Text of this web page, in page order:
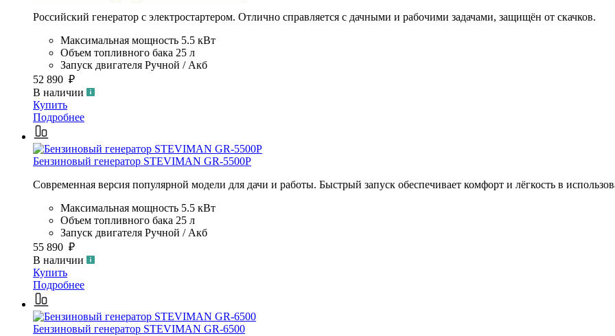
Российский генератор с электростартером. Отлично справляется с дачными и рабочими задачами, защищён от скачков.
Максимальная мощность 5.5 кВт
Объем топливного бака 25 л
Запуск двигателя Ручной / Акб
52 890 ₽
В наличии
Купить
Подробнее
Бензиновый генератор STEVIMAN GR-5500P
Современная версия популярной модели для дачи и работы. Быстрый запуск обеспечивает комфорт и лёгкость в
Максимальная мощность 5.5 кВт
Объем топливного бака 25 л
Запуск двигателя Ручной / Акб
55 890 ₽
В наличии
Купить
Подробнее
Бензиновый генератор STEVIMAN GR-6500